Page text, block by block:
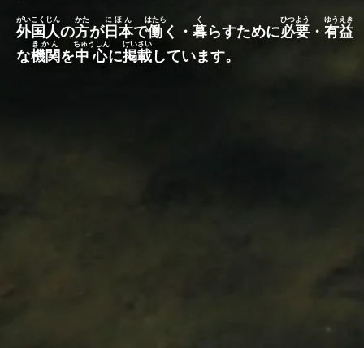
外国人
がいこくじん
の方
かた
が日本
にほん
で働
はたら
く・ 暮
く
らすために必要
ひつよう
・ 有益
ゆうえき
な機関
きかん
を中心
ちゅうしん
に掲載
けいさい
しています。